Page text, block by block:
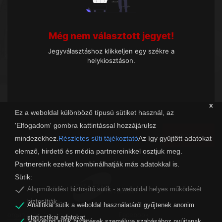
x
Ez a weboldal különböző típusú sütiket használ, az
'Elfogadom' gombra kattintással hozzájárulsz
mindezekhez. Részletes süti tájékoztatóAz így gyűjtött adatokat
elemző, hirdető és média partnereinkkel osztjuk meg.
Partnereink ezeket kombinálhatják más adatokkal is.
Sütik:
Alapműködést biztosító sütik - a weboldal helyes működését
biztosítják.
Analitikai sütik a weboldal használatáról gyűjtenek anonim
statisztikai adatokat.
Még nem választott jegyet!
Jegyválasztáshoz klikkeljen egy székre a
helykiosztáson.
Tovább
organw@zalaszam.hu